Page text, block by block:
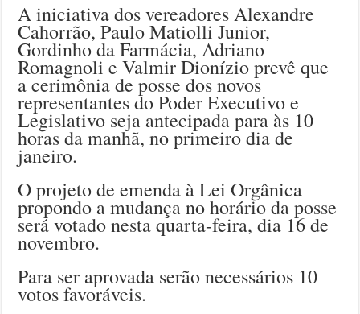
A iniciativa dos vereadores Alexandre
Cahorrão, Paulo Matiolli Junior,
Gordinho da Farmácia, Adriano
Romagnoli e Valmir Dionízio prevê que
a cerimônia de posse dos novos
representantes do Poder Executivo e
Legislativo seja antecipada para às 10
horas da manhã, no primeiro dia de
janeiro.
O projeto de emenda à Lei Orgânica
propondo a mudança no horário da posse
será votado nesta quarta-feira, dia 16 de
novembro.
Para ser aprovada serão necessários 10
votos favoráveis.